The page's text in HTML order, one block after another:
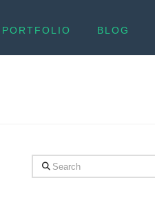
PORTFOLIO BLOG
Search